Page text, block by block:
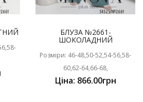
БЛУЗА №2661-
ШОКОЛАДНИЙ
Розміри: 46-48,50-52,54-56,58-
60,62-64,66-68,
Ціна: 866.00грн